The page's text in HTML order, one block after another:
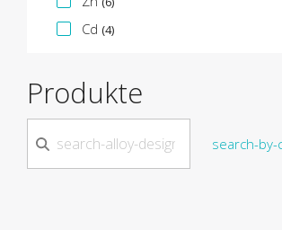
Cd (4)
Produkte
search-